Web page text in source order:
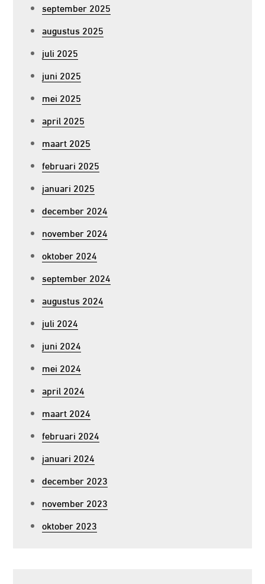
september 2025
augustus 2025
juli 2025
juni 2025
mei 2025
april 2025
maart 2025
februari 2025
januari 2025
december 2024
november 2024
oktober 2024
september 2024
augustus 2024
juli 2024
juni 2024
mei 2024
april 2024
maart 2024
februari 2024
januari 2024
december 2023
november 2023
oktober 2023